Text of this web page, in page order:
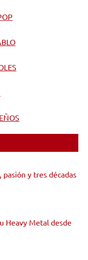
y tres décadas
Heavy Metal desde